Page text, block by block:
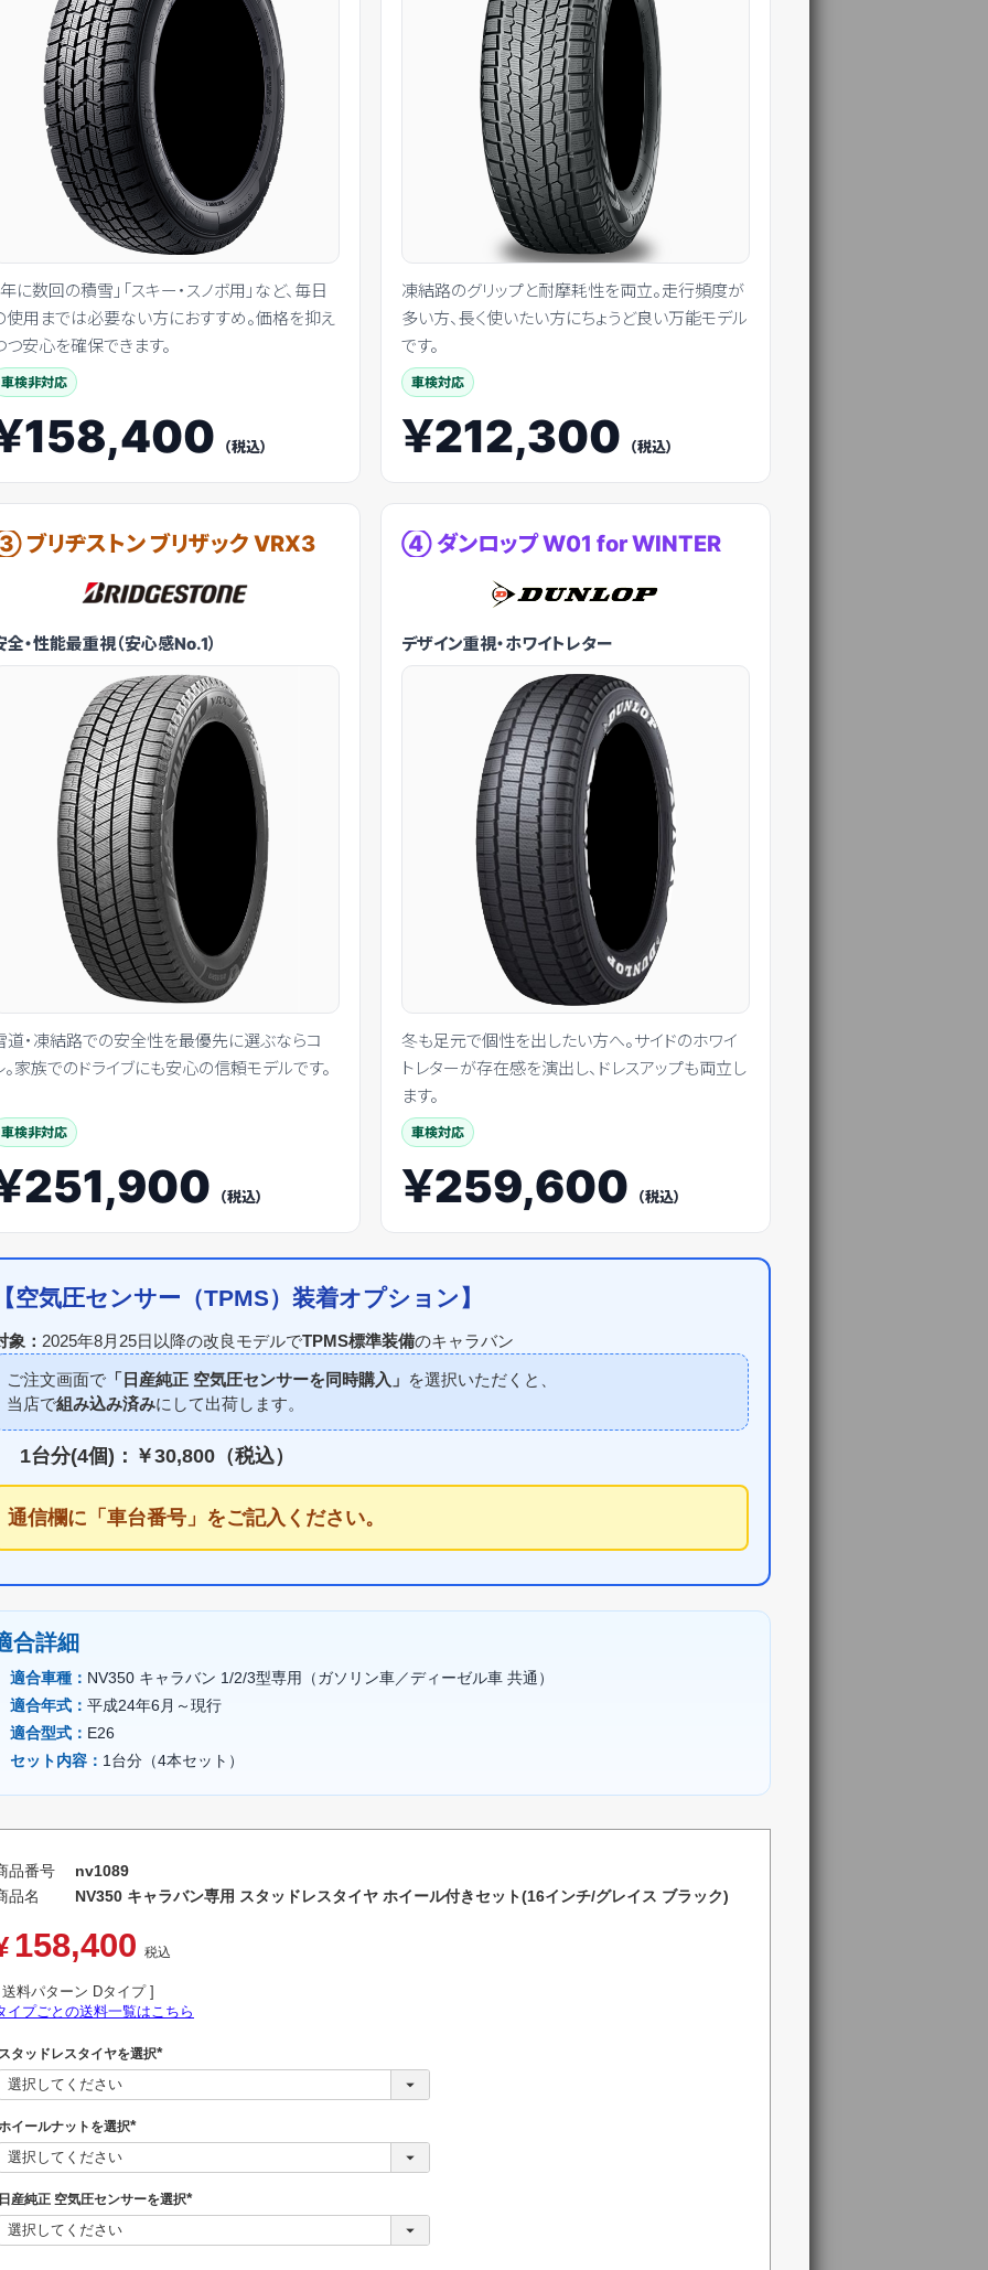
年に数回の積雪」「スキー・スノボ用」など、毎日
使用までは必要ない方におすすめ。価格を抑え
つ安心を確保できます。
車検非対応
158,400 （税込）
凍結路のグリップと耐摩耗性を両立。走行頻度が
多い方、長く使いたい方にちょうど良い万能モデル
です。
車検対応
￥212,300 （税込）
ブリヂストン ブリザック VRX3
全・性能最重視（安心感No.1）
道・凍結路での安全性を最優先に選ぶならコ
。家族でのドライブにも安心の信頼モデルです。
車検非対応
251,900 （税込）
④ ダンロップ W01 for WINTER
デザイン重視・ホワイトレター
冬も足元で個性を出したい方へ。サイドのホワイ
トレターが存在感を演出し、ドレスアップも両立し
ます。
車検対応
￥259,600 （税込）
空気圧センサー（TPMS）装着オプション】
象： 2025年8月25日以降の改良モデルでTPMS標準装備のキャラバン
ご注文画面で 「日産純正 空気圧センサーを同時購入」 を選択いただくと、
当店で組み込み済みにして出荷します。
1台分(4個)：￥30,800（税込）
通信欄に「車台番号」をご記入ください。
合詳細
適合車種： NV350 キャラバン 1/2/3型専用（ガソリン車／ディーゼル車 共通）
適合年式：平成24年6月～現行
適合型式： E26
セット内容： 1台分（4本セット）
品番号
nv1089
品名
NV350 キャラバン専用 スタッドレスタイヤ ホイール付きセット(16インチ/グレイス ブラック)
158,400 税込
送料パターン Dタイプ
イプごとの送料一覧はこちら
タッドレスタイヤを選択
(
イールナットを選択
(
産純正 空気圧センサーを選択
(